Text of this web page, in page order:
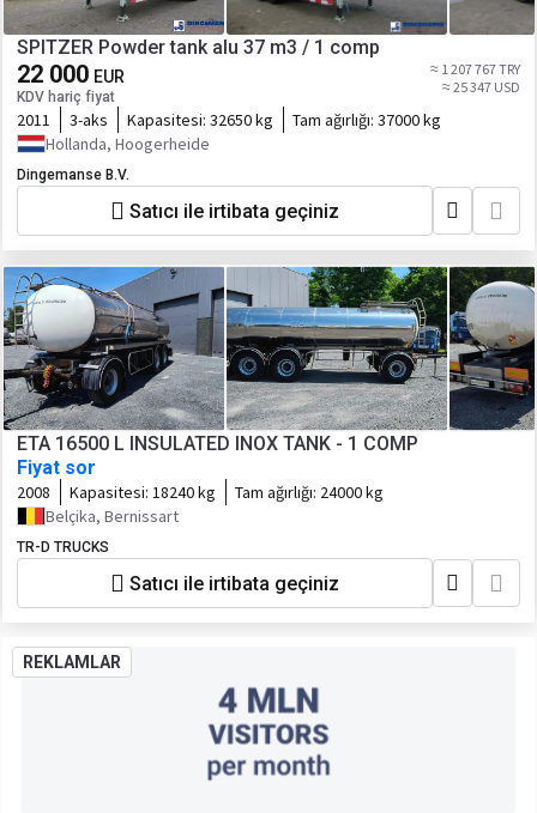
SPITZER Powder tank alu 37 m3 / 1 comp
22 000 EUR
KDV hariç fiyat
≈ 1 207 767 TRY
≈ 25 347 USD
2011 3-aks Kapasitesi: 32650 kg Tam ağırlığı: 37000 kg
Hollanda, Hoogerheide
Dingemanse B.V.
Satıcı ile irtibata geçiniz
ETA 16500 L INSULATED INOX TANK - 1 COMP
Fiyat sor
2008 Kapasitesi: 18240 kg Tam ağırlığı: 24000 kg
Belçika, Bernissart
TR-D TRUCKS
Satıcı ile irtibata geçiniz
REKLAMLAR